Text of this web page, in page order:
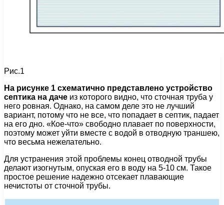
Рис.1
На рисунке 1 схематично представлено устройство
септика на даче из которого видно, что сточная труба у
него ровная. Однако, на самом деле это не лучший
вариант, потому что не все, что попадает в септик, падает
на его дно. «Кое-что» свободно плавает по поверхности,
поэтому может уйти вместе с водой в отводную траншею,
что весьма нежелательно.
Для устранения этой проблемы конец отводной трубы
делают изогнутым, опуская его в воду на 5-10 см. Такое
простое решение надежно отсекает плавающие
нечистоты от сточной трубы.